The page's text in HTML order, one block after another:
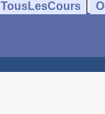
TousLesCours